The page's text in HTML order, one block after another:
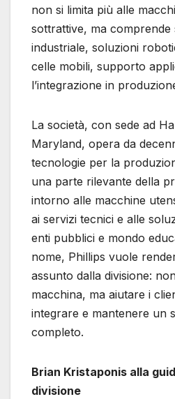
non si limita più alle
sottrattive, ma comprende
industriale, soluzioni
celle mobili, supporto
l’integrazione in
La società, con sede ad
Maryland, opera da
tecnologie per la
una parte rilevante della
intorno alle macchine
ai servizi tecnici e alle
enti pubblici e mondo
nome, Phillips vuole
assunto dalla divisione:
macchina, ma aiutare i
integrare e mantenere un
completo.
Brian Kristaponis alla
divisione